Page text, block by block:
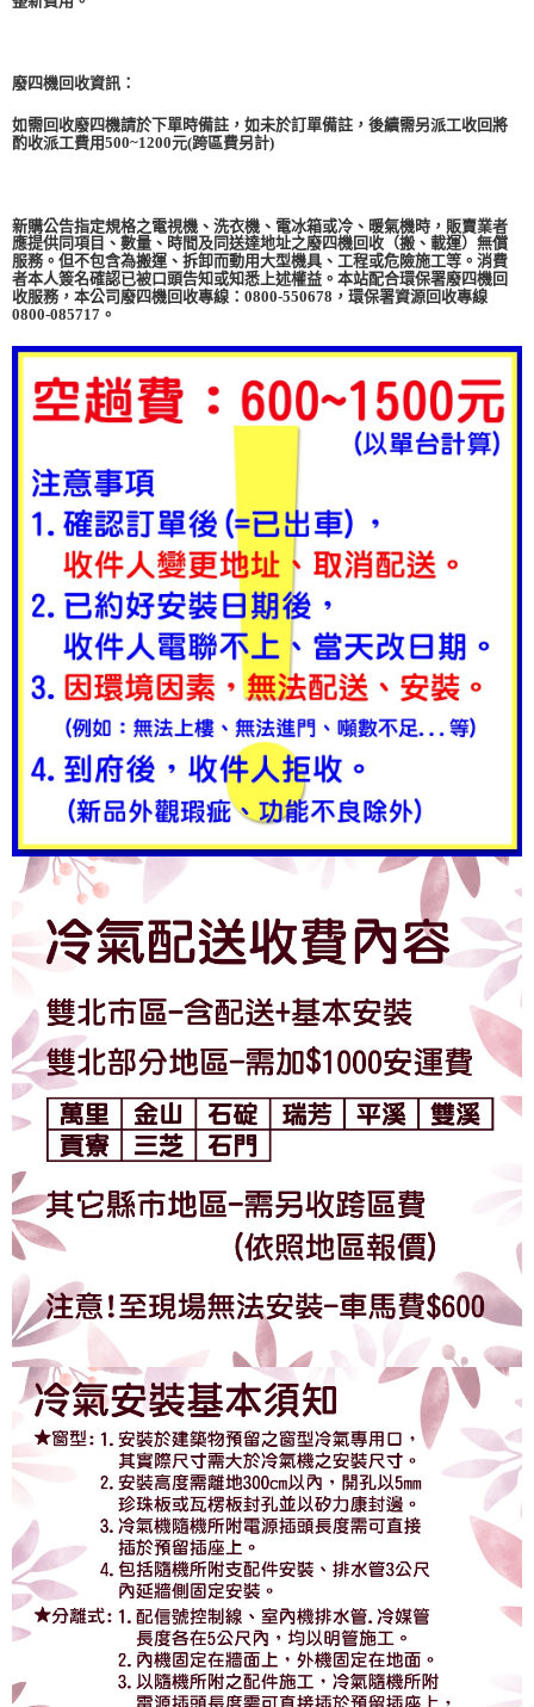
廢四機回收資訊：
如需回收廢四機請於下單時備註，如未於訂單備註，後續需另派工收回將
酌收派工費用500~1200元(跨區費另計)
新購公告指定規格之電視機、洗衣機、電冰箱或冷、暖氣機時，販賣業者
應提供同項目、數量、時間及同送達地址之廢四機回收（搬、載運）無償
服務。但不包含為搬運、拆卸而動用大型機具、工程或危險施工等。消費
者本人簽名確認已被口頭告知或知悉上述權益。本站配合環保署廢四機回
收服務，本公司廢四機回收專線：0800-550678，環保署資源回收專線
0800-085717。